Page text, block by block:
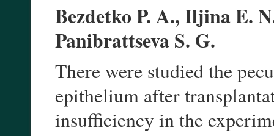
Bezdetko P. A., Iljina E.
Panibrattseva S. G.
There were studied the
epithelium after
insufficiency in the